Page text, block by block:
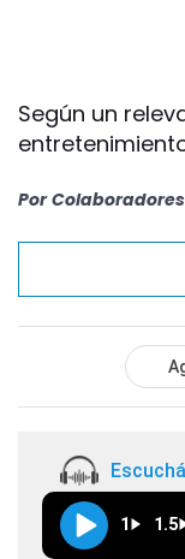
Según un
Por
1 1.5